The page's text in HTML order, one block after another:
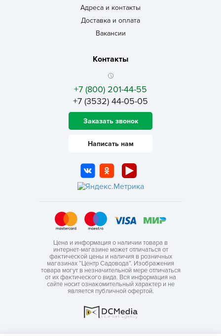
Адреса и контакты
Доставка и оплата
Вакансии
Контакты
+7 (800) 201-44-55
+7 (3532) 44-05-05
Заказать звонок
Написать нам
Цена и информация о наличии товара в
интернет-магазине может отличаться от
фактической цены и наличия в розничных
магазинах “Центр Садовода”. Изображения
товара могут в незначительной мере отличаться
от их фактического вида. Вся информация на
сайте носит ознакомительный характер и не
является публичной офертой.